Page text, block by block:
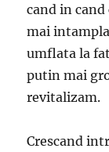
cand in cand
mai intampla
umflata la
putin mai
revitalizam.
Crescand